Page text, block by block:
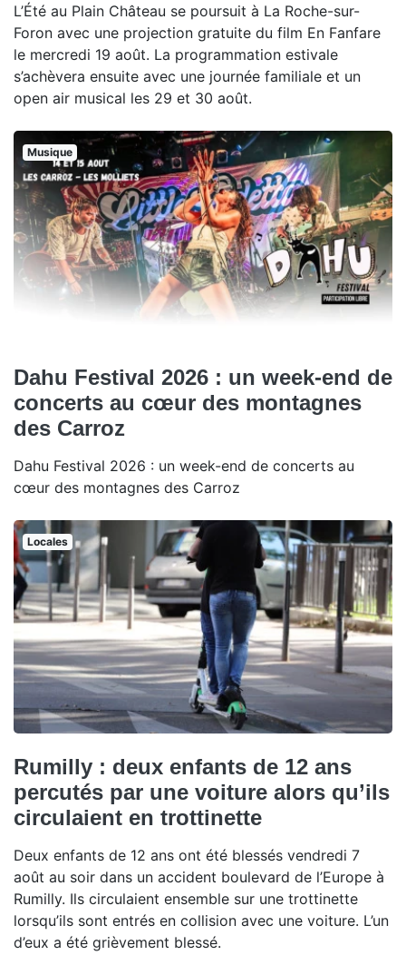
L’Été au Plain Château se poursuit à La Roche-sur-
Foron avec une projection gratuite du film En Fanfare
le mercredi 19 août. La programmation estivale
s’achèvera ensuite avec une journée familiale et un
open air musical les 29 et 30 août.
Musique
Dahu Festival 2026 : un week-end de
concerts au cœur des montagnes
des Carroz
Dahu Festival 2026 : un week-end de concerts au
cœur des montagnes des Carroz
Locales
Rumilly : deux enfants de 12 ans
percutés par une voiture alors qu’ils
circulaient en trottinette
Deux enfants de 12 ans ont été blessés vendredi 7
août au soir dans un accident boulevard de l’Europe à
Rumilly. Ils circulaient ensemble sur une trottinette
lorsqu’ils sont entrés en collision avec une voiture. L’un
d’eux a été grièvement blessé.